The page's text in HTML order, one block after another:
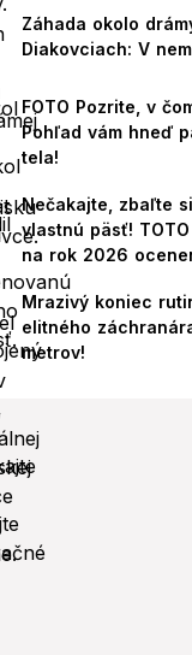
Záhada okolo
Diakovciach: V
FOTO Pozrite, v
Pohľad vám hneď
tela!
Nečakajte, zbaľte
vlastnú päsť!
na rok 2026
Mrazivý koniec
elitného
metrov!